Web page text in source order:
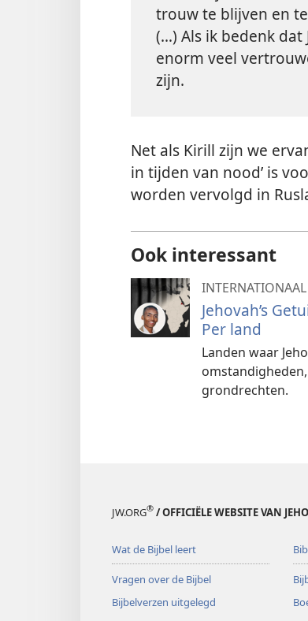
trouw te blijven en
(…) Als ik bedenk
enorm veel
zijn.
Net als Kirill zijn we
in tijden van nood’ is
worden vervolgd in
Ook interessant
Jehovah’s
Per land
Landen waar
grondrechten.
JW.ORG® / OFFICIËLE WEBSITE VAN
Wat de Bijbel leert
Vragen over de Bijbel
Bijbelverzen uitgelegd